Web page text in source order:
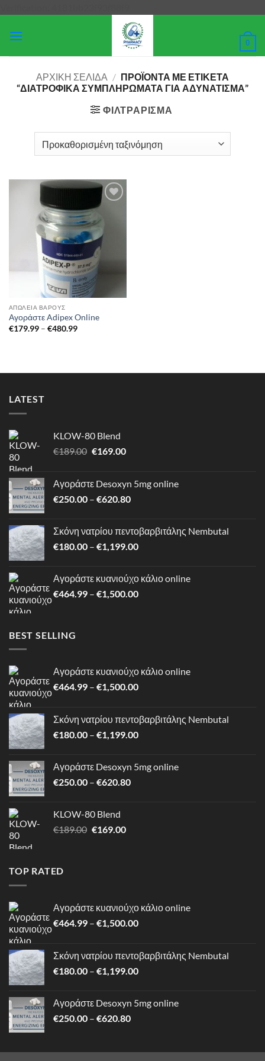
στο
περιεχόμενο
0
ΑΡΧΙΚΉ ΣΕΛΊΔΑ / ΠΡΟΪΌΝΤΑ ΜΕ ΕΤΙΚΈΤΑ
“ΔΙΑΤΡΟΦΙΚΆ ΣΥΜΠΛΗΡΏΜΑΤΑ ΓΙΑ ΑΔΥΝΆΤΙΣΜΑ”
ΦΙΛΤΡΆΡΙΣΜΑ
Add to
ΑΠΏΛΕΙΑ ΒΆΡΟΥΣ
Αγοράστε Adipex Online
€179.99 – €480.99Price
LATEST
KLOW-80 Blend
€189.00 Original
€189.00.
€169.00Η
είναι:
€169.00.
Αγοράστε Desoxyn 5mg online
€250.00 – €620.80Price
through
€620.80
Σκόνη νατρίου πεντοβαρβιτάλης Nembutal
€180.00 – €1,199.00Price
through
€1,199.00
Αγοράστε κυανιούχο κάλιο online
€464.99 – €1,500.00Price
BEST SELLING
Αγοράστε κυανιούχο κάλιο online
€464.99 – €1,500.00Price
through
€1,500.00
Σκόνη νατρίου πεντοβαρβιτάλης Nembutal
€180.00 – €1,199.00Price
through
Αγοράστε Desoxyn 5mg online
€250.00 – €620.80Price
KLOW-80 Blend
€189.00 Original
€169.00Η
TOP RATED
Αγοράστε κυανιούχο κάλιο online
€464.99 – €1,500.00Price
through
€1,500.00
Σκόνη νατρίου πεντοβαρβιτάλης Nembutal
€180.00 – €1,199.00Price
through
Αγοράστε Desoxyn 5mg online
€250.00 – €620.80Price
through